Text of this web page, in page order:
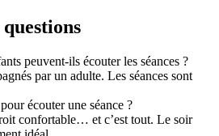
peuvent-ils écouter les séances ?
par un adulte. Les séances sont
écouter une séance ?
confortable… et c’est tout. Le soir